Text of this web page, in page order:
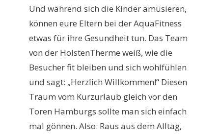
Und während sich die Kinder amüsieren,
können eure Eltern bei der AquaFitness
etwas für ihre Gesundheit tun. Das Team
von der HolstenTherme weiß, wie die
Besucher fit bleiben und sich wohlfühlen
und sagt: „Herzlich Willkommen!“ Diesen
Traum vom Kurzurlaub gleich vor den
Toren Hamburgs sollte man sich einfach
mal gönnen. Also: Raus aus dem Alltag,